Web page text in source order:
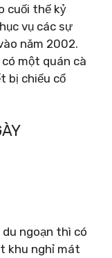
cuối thế kỷ
vụ các sự
năm 2002.
một quán cà
bị chiếu cổ
ngoạn thì có
khu nghỉ mát